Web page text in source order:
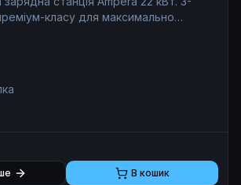
класу для максимально
В кошик